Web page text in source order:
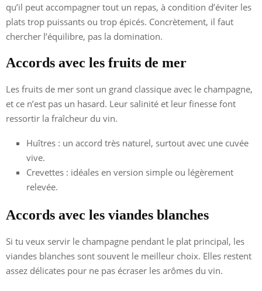
qu’il peut accompagner tout un repas, à condition d’éviter les
plats trop puissants ou trop épicés. Concrètement, il faut
chercher l’équilibre, pas la domination.
Accords avec les fruits de mer
Les fruits de mer sont un grand classique avec le champagne,
et ce n’est pas un hasard. Leur salinité et leur finesse font
ressortir la fraîcheur du vin.
Huîtres : un accord très naturel, surtout avec une cuvée
vive.
Crevettes : idéales en version simple ou légèrement
relevée.
Accords avec les viandes blanches
Si tu veux servir le champagne pendant le plat principal, les
viandes blanches sont souvent le meilleur choix. Elles restent
assez délicates pour ne pas écraser les arômes du vin.